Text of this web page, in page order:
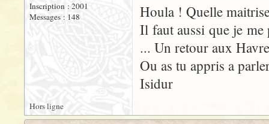
Inscription : 2001
Messages : 148
Houla ! Quelle
Il faut aussi que je me
... Un retour aux
Ou as tu appris a
Isidur
Hors ligne